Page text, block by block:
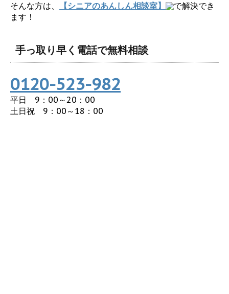
そんな方は、 【シニアのあんしん相談室】
で解決でき
ます！
手っ取り早く電話で無料相談
0120-523-982
平日 9：00～20：00
土日祝 9：00～18：00